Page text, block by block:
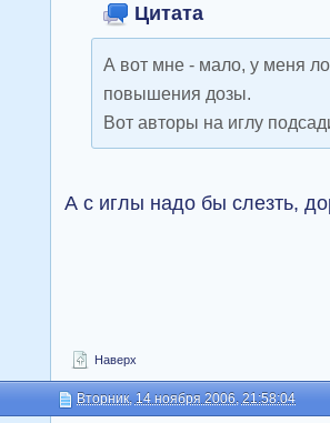
Цитата
А вот мне - мало, у меня
повышения дозы.
Вот авторы на иглу
А с иглы надо бы слезть,
Наверх
Вторник, 14 ноября 2006, 21:58:04